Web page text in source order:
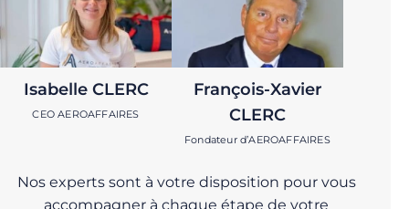
Isabelle CLERC
CEO AEROAFFAIRES
François-Xavier
CLERC
Fondateur d’AEROAFFAIRES
Nos experts sont à votre disposition pour vous
accompagner à chaque étape de votre